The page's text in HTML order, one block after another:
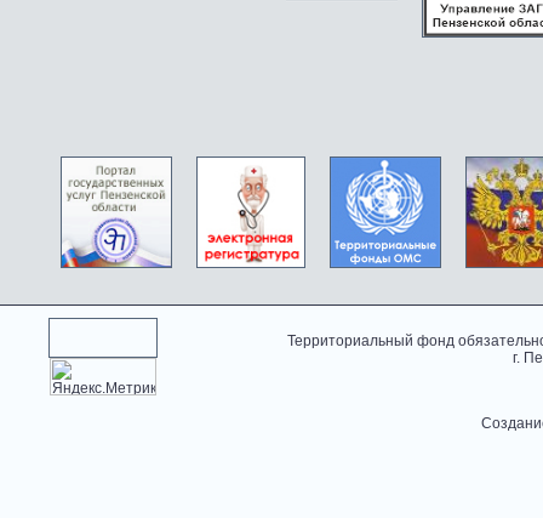
Территориальный фонд
г.